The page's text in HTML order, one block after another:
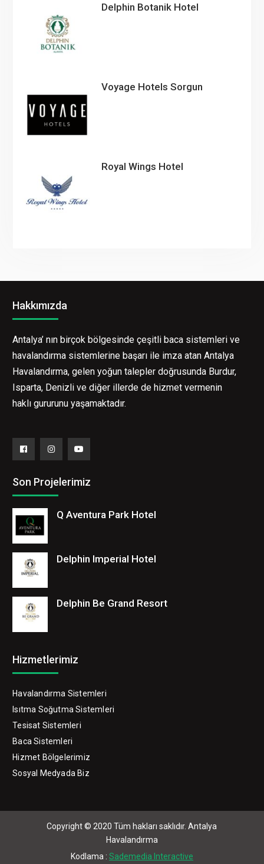
Delphin Botanik Hotel
Voyage Hotels Sorgun
Royal Wings Hotel
Hakkımızda
Antalya’ nın birçok bölgesinde çeşitli baca sistemleri ve
havalandırma sistemlerine başarı ile imza atan Antalya
Havalandırma, gelen yoğun talepler doğrusunda Burdur,
Isparta, Denizli ve diğer illerde de hizmet vermenin
haklı gururunu yaşamaktadır.
Son Projelerimiz
Q Aventura Park Hotel
Delphin Imperial Hotel
Delphin Be Grand Resort
Hizmetlerimiz
Havalandırma Sistemleri
Isıtma Soğutma Sistemleri
Tesisat Sistemleri
Baca Sistemleri
Hizmet Bölgelerimiz
Sosyal Medyada Biz
Copyright © 2020 Tüm hakları saklıdır. Antalya
Havalandırma
Kodlama : Sademedia Interactive